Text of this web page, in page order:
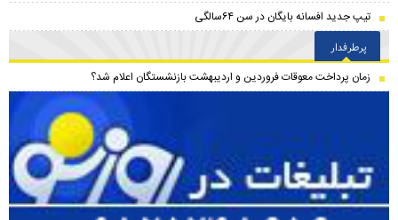
تیپ جدید افسانه بایگان در سن ۶۴سالگی
پرطرفدار
زمان پرداخت معوقات فروردین و اردیبهشت بازنشستگان اعلام شد؟